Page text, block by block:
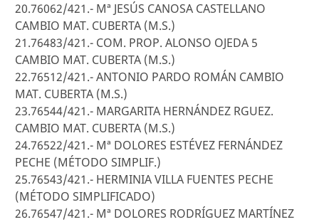
20.76062/421.- Mª JESÚS CANOSA CASTELLANO
CAMBIO MAT. CUBERTA (M.S.)
21.76483/421.- COM. PROP. ALONSO OJEDA 5
CAMBIO MAT. CUBERTA (M.S.)
22.76512/421.- ANTONIO PARDO ROMÁN CAMBIO
MAT. CUBERTA (M.S.)
23.76544/421.- MARGARITA HERNÁNDEZ RGUEZ.
CAMBIO MAT. CUBERTA (M.S.)
24.76522/421.- Mª DOLORES ESTÉVEZ FERNÁNDEZ
PECHE (MÉTODO SIMPLIF.)
25.76543/421.- HERMINIA VILLA FUENTES PECHE
(MÉTODO SIMPLIFICADO)
26.76547/421.- Mª DOLORES RODRÍGUEZ MARTÍNEZ